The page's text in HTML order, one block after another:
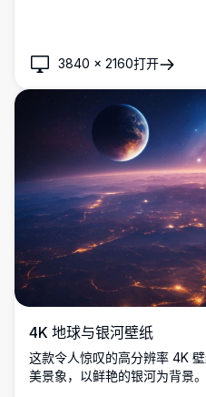
3840 × 2160打开
4K 地球与银河壁纸
这款令人惊叹的高分辨率 4K
美景象，以鲜艳的银河为背景